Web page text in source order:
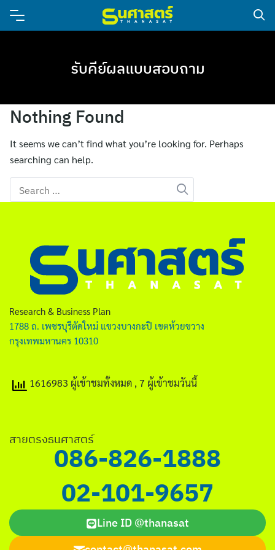
ไทย
English
รับคีย์ผลแบบสอบถาม
Nothing Found
It seems we can’t find what you’re looking for. Perhaps
searching can help.
Search
for:
Research & Business Plan
1788 ถ. เพชรบุรีตัดใหม่ แขวงบางกะปิ เขตห้วยขวาง
กรุงเทพมหานคร 10310
1616983 ผู้เข้าชมทั้งหมด , 7 ผู้เข้าชมวันนี้
สายตรงธนศาสตร์
086-826-1888
02-101-9657
Line ID @thanasat